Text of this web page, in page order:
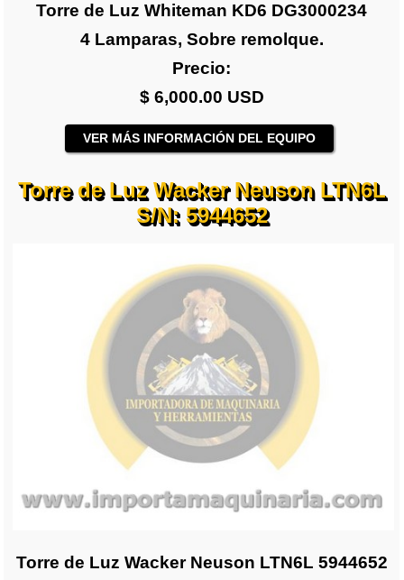
Torre de Luz Whiteman KD6 DG3000234
4 Lamparas, Sobre remolque.
Precio:
$ 6,000.00 USD
VER MÁS INFORMACIÓN DEL EQUIPO
Torre de Luz Wacker Neuson LTN6L
S/N: 5944652
Torre de Luz Wacker Neuson LTN6L 5944652